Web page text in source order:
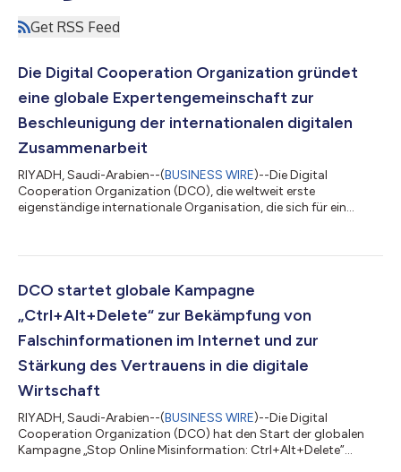
Get RSS Feed
Die Digital Cooperation Organization gründet
eine globale Expertengemeinschaft zur
Beschleunigung der internationalen digitalen
Zusammenarbeit
RIYADH, Saudi-Arabien--(BUSINESS WIRE)--Die Digital
Cooperation Organization (DCO), die weltweit erste
eigenständige internationale Organisation, die sich für ein
(GEC) bekannt — einer neuen Plattform, die darauf ausgelegt
Zusammenarbeit zu fördern, um wirkungsvolle digitale
Initiativen in den DCO-Mitgliedstaaten und darüb...
DCO startet globale Kampagne
„Ctrl+Alt+Delete“ zur Bekämpfung von
Falschinformationen im Internet und zur
Stärkung des Vertrauens in die digitale
Wirtschaft
RIYADH, Saudi-Arabien--(BUSINESS WIRE)--Die Digital
Cooperation Organization (DCO) hat den Start der globalen
Kampagne „Stop Online Misinformation: Ctrl+Alt+Delete”